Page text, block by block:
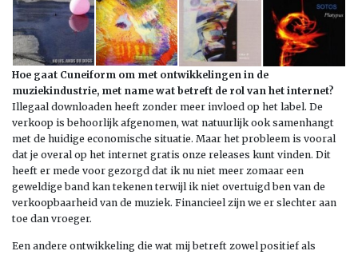
Hoe gaat Cuneiform om met ontwikkelingen in de
muziekindustrie, met name wat betreft de rol van het internet?
Illegaal downloaden heeft zonder meer invloed op het label. De
verkoop is behoorlijk afgenomen, wat natuurlijk ook samenhangt
met de huidige economische situatie. Maar het probleem is vooral
dat je overal op het internet gratis onze releases kunt vinden. Dit
heeft er mede voor gezorgd dat ik nu niet meer zomaar een
geweldige band kan tekenen terwijl ik niet overtuigd ben van de
verkoopbaarheid van de muziek. Financieel zijn we er slechter aan
toe dan vroeger.
Een andere ontwikkeling die wat mij betreft zowel positief als